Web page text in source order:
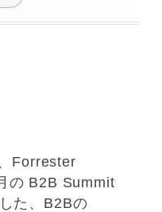
Forrester
の B2B Summit
た、B2Bの